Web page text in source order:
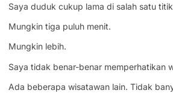
Saya duduk cukup lama di salah satu
Mungkin tiga puluh menit.
Mungkin lebih.
Saya tidak benar-benar memperhatikan
Ada beberapa wisatawan lain. Tidak